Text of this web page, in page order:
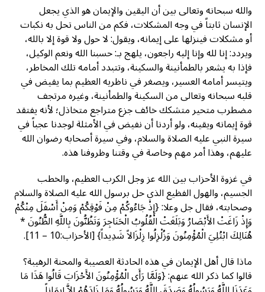
والله سبحانه وتعالى بين أن اليقين والإيمان هو الذي يجعل
الإنسان ثابتاً في وجه المشكلات، فكم من الناس تحل به نكبات
أو مشكلات فينزلها على إيمانه، ويقول: لا حول ولا قوة إلا بالله،
ويردد: إنا لله وإنا إليه راجعون، يلهج بـ: حسبنا الله ونعم الوكيل،
فإذا به يشعر بالطمأنينة والسكينة، وتتبدد أمامه تلك المخاطر،
ويتيسر أمامه العسير، ويصغر في ناظريه العظيم بما يفيض في
قلبه سبحانه وتعالى من السكينة والطمأنينة، وغيره مرتجف
مضطرب متحير متشكك خائف جزع متراجع متخاذل؛ لأنه يفتقد
قوة إيمانه ويقينه، ولو أردنا أن نفيض في الأمثلة لوجدنا عجباً في
سيرة النبي عليه الصلاة والسلام، وفي سيرة أصحابه رضوان الله
عليهم، وهذا أمر مهم وخاصة في وقتنا وظروفنا هذه.
في غزوة الأحزاب بين الله عز وجل الكرب العظيم، والخطب
الجسيم، والهول الفظيع الذي حل برسول الله عليه الصلاة والسلام
وصحابته، فقال جل وعلا: {إِذْ جَاءُوكُمْ مِنْ فَوْقِكُمْ وَمِنْ أَسْفَلَ مِنْكُمْ
وَإِذْ زَاغَتْ الأَبْصَارُ وَبَلَغَتْ الْقُلُوبُ الْحَنَاجِرَ وَتَظُنُّونَ بِاللَّهِ الظُّنُونَ *
هُنَالِكَ ابْتُلِيَ الْمُؤْمِنُونَ وَزُلْزِلُوا زِلْزَالاً شَدِيداً} [الأحزاب:10 – 11].
ماذا قال أهل الإيمان في هذه الحادثة العصيبة والمحنة الرهيبة؟
قالوا كما ذكر الله عنهم: {وَلَمَّا رَأَى الْمُؤْمِنُونَ الأَحْزَابَ قَالُوا هَذَا مَا